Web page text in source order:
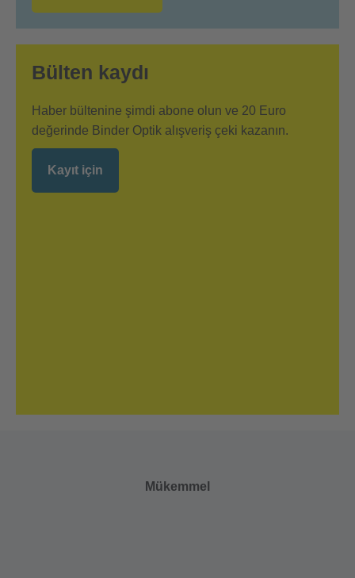
Bülten kaydı
Haber bültenine şimdi abone olun ve 20 Euro
değerinde Binder Optik alışveriş çeki kazanın.
Kayıt için
Mükemmel